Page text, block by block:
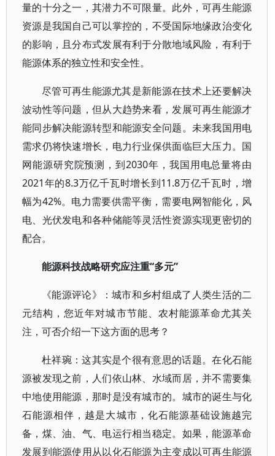
量的十分之一，其潜力不可限量。此外，可再生能源
资源是我国自己可以掌控的，不受国际地缘政治变化
的影响，且分布式发展有利于分散地域风险，有利于
能源体系的独立性和安全性。
尽管可再生能源尤其是新能源在技术上还要解决
波动性等问题，但从大趋势来看，发展可再生能源才
能同步解决能源转型和能源安全问题。未来我国用电
需求仍将快速增长，电力行业保供面临巨大压力。国
网能源研究院预测，到2030年，我国用电总量将由
2021年的8.3万亿千瓦时增长到11.8万亿千瓦时，增
幅为42%。电力需要供需平衡，需要电网智能化，风
电、光伏发电和各种储能等灵活性资源实现更密切的
配合。
能源科技战略研究应注重“多元”
《能源评论》：城市和乡村组成了人类生活的二
元结构，您近年对城市节能、农村能源革命尤其关
注，可否介绍一下这方面的思考？
杜祥琬：这其实是个很有意思的话题。在化石能
源被发现之前，人们依山林、水域而居，并不需要集
中地使用能源，那时是没有城市的。城市的诞生与化
石能源相伴，越是大城市，化石能源基础设施越完
备，煤、油、气、电运行相当稳定。如果，能源革命
发展到能源使用从以化石能源为主变成以可再生能源